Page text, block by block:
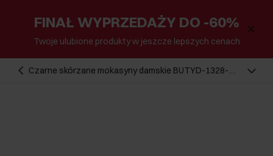
FINAŁ WYPRZEDAŻY DO -60%
Twoje ulubione produkty w jeszcze lepszych cenach
Czarne skórzane mokasyny damskie BUTYD-1328-